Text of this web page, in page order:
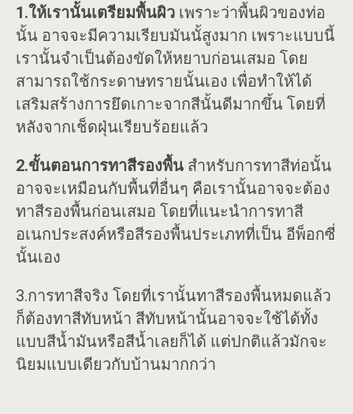
1.ให้เรานั้นเตรียมพื้นผิว เพราะว่าพื้นผิวของท่อ
นั้น อาจจะมีความเรียบมันนั้สูงมาก เพราะแบบนี้
เรานั้นจำเป็นต้องขัดให้หยาบก่อนเสมอ โดย
สามารถใช้กระดาษทรายนั้นเอง เพื่อทำให้ได้
เสริมสร้างการยึดเกาะจากสีนั้นดีมากขึ้น โดยที่
หลังจากเช็ดฝุ่นเรียบร้อยแล้ว
2.ขั้นตอนการทาสีรองพื้น สำหรับการทาสีท่อนั้น
อาจจะเหมือนกับพื้นที่อื่นๆ คือเรานั้นอาจจะต้อง
ทาสีรองพื้นก่อนเสมอ โดยที่แนะนำการทาสี
อเนกประสงค์หรือสีรองพื้นประเภทที่เป็น อีพ็อกซี่
นั้นเอง
3.การทาสีจริง โดยที่เรานั้นทาสีรองพื้นหมดแล้ว
ก็ต้องทาสีทับหน้า สีทับหน้านั้นอาจจะใช้ได้ทั้ง
แบบสีน้ำมันหรือสีน้ำเลยก็ได้ แต่ปกติแล้วมักจะ
นิยมแบบเดียวกับบ้านมากกว่า